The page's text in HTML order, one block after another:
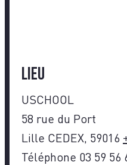
Lieu
USCHOOL
58 rue du Port
Lille CEDEX, 59016
Téléphone 03 59 56